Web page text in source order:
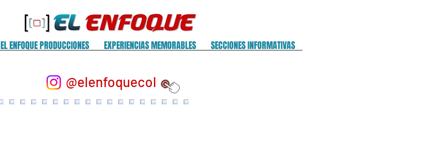
EL ENFOQUE PRODUCCIONES EXPERIENCIAS MEMORABLES SECCIONES INFORMATIVAS
@elenfoquecol